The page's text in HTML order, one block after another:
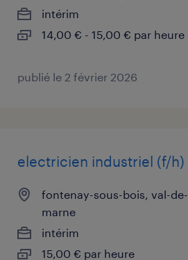
intérim
14,00 € - 15,00 € par heure
publié le 2 février 2026
electricien industriel (f/h)
fontenay-sous-bois, val-de-
marne
intérim
15,00 € par heure